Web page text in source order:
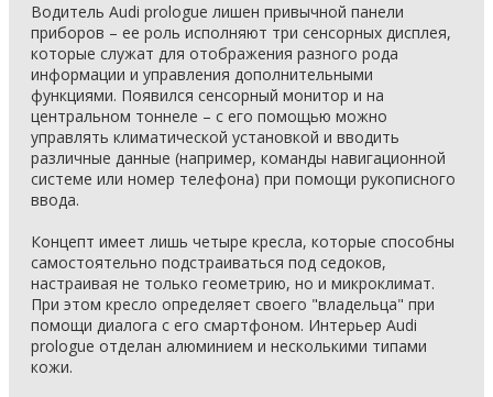
Водитель Audi prologue лишен привычной панели
приборов – ее роль исполняют три сенсорных дисплея,
которые служат для отображения разного рода
информации и управления дополнительными
функциями. Появился сенсорный монитор и на
центральном тоннеле – с его помощью можно
управлять климатической установкой и вводить
различные данные (например, команды навигационной
системе или номер телефона) при помощи рукописного
ввода.
Концепт имеет лишь четыре кресла, которые способны
самостоятельно подстраиваться под седоков,
настраивая не только геометрию, но и микроклимат.
При этом кресло определяет своего "владельца" при
помощи диалога с его смартфоном. Интерьер Audi
prologue отделан алюминием и несколькими типами
кожи.